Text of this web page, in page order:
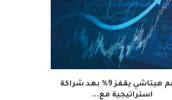
سهم هيتاشي يقفز 9% بعد شراكة
استراتيجية مع...